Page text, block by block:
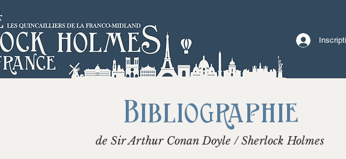
Bibliographie
de Sir Arthur Conan Doyle / Sherlock Holmes